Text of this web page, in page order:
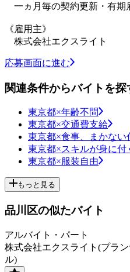
一ヵ月毎の契約更新・有期
《雇用主》
株式会社エクスライト
応募画面に進む
関連条件からバイトを探
東京都×年齢不問
東京都×交通費支給
東京都×食事、まかない
東京都×スキルが身に付
東京都×服装自由
もっと見る
品川区の似たバイト
アルバイト・パート
株式会社エクスライト(プラ
ル)